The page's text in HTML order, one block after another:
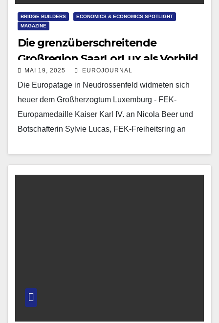
BRIDGE BUILDERS
ECONOMICS & ECONOMICS SPOTLIGHT
MAGAZINE
Die grenzüberschreitende
Großregion SaarLorLux als Vorbild
für ein zukunftsträchtiges Europa
MAI 19, 2025 EUROJOURNAL
Die Europatage in Neudrossenfeld widmeten sich
heuer dem Großherzogtum Luxemburg - FEK-
Europamedaille Kaiser Karl IV. an Nicola Beer und
Botschafterin Sylvie Lucas, FEK-Freiheitsring an